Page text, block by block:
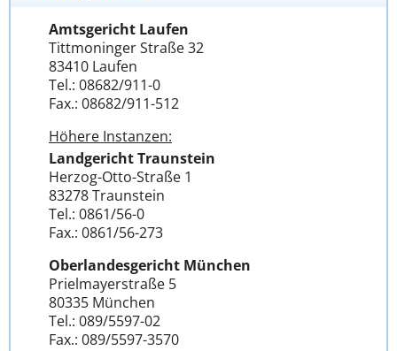
Amtsgericht Laufen
Tittmoninger Straße 32
83410 Laufen
Tel.: 08682/911-0
Fax.: 08682/911-512
Höhere Instanzen:
Landgericht Traunstein
Herzog-Otto-Straße 1
83278 Traunstein
Tel.: 0861/56-0
Fax.: 0861/56-273
Oberlandesgericht München
Prielmayerstraße 5
80335 München
Tel.: 089/5597-02
Fax.: 089/5597-3570